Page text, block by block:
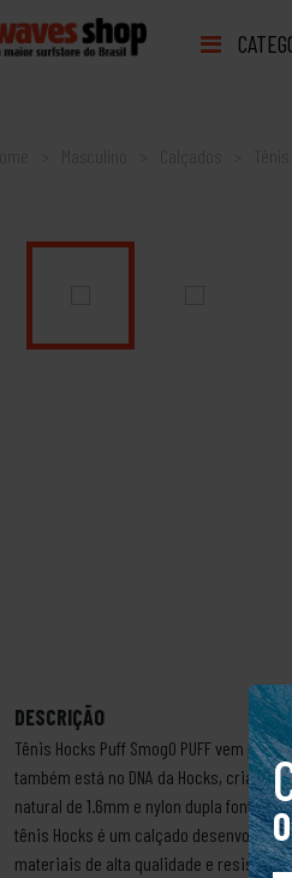
Home
DESCRIÇÃO
Tênis Hocks Puff SmogO PUFF vem
também está no DNA da Hocks, criada
natural de 1.6mm e nylon dupla
tênis Hocks é um calçado desenvolvido
materiais de alta qualidade e